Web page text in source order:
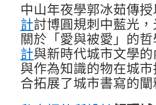
中山年夜學郭冰茹傳
計討博圓規刺中藍光
關於「愛與被愛」的
計與新時代城市文學
與作為知識的物在城
合拓展了城市書寫的闡